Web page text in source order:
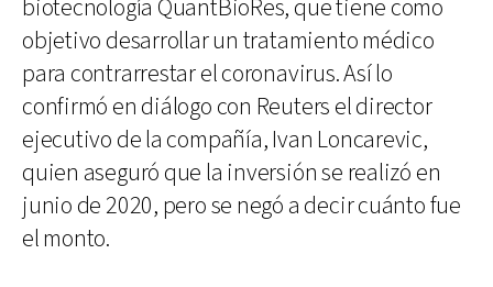
biotecnología QuantBioRes, que tiene como
objetivo desarrollar un tratamiento médico
para contrarrestar el coronavirus. Así lo
confirmó en diálogo con Reuters el director
ejecutivo de la compañía, Ivan Loncarevic,
quien aseguró que la inversión se realizó en
junio de 2020, pero se negó a decir cuánto fue
el monto.